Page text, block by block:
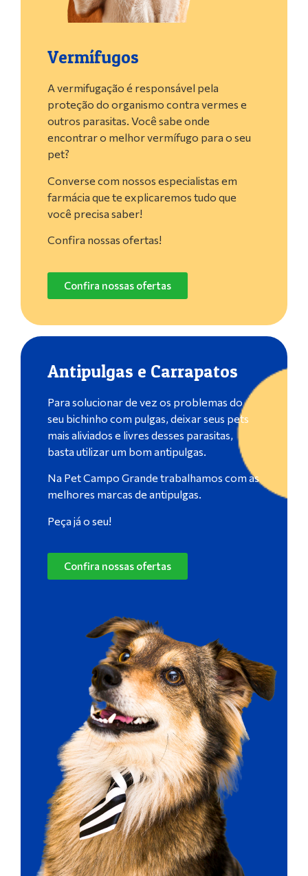
Vermífugos
A vermifugação é responsável pela
proteção do organismo contra vermes e
outros parasitas. Você sabe onde
encontrar o melhor vermífugo para o seu
pet?
Converse com nossos especialistas em
farmácia que te explicaremos tudo que
você precisa saber!
Confira nossas ofertas!
Confira nossas ofertas
Antipulgas e Carrapatos
Para solucionar de vez os problemas do
seu bichinho com pulgas, deixar seus pets
mais aliviados e livres desses parasitas,
basta utilizar um bom antipulgas.
Na Pet Campo Grande trabalhamos com as
melhores marcas de antipulgas.
Peça já o seu!
Confira nossas ofertas